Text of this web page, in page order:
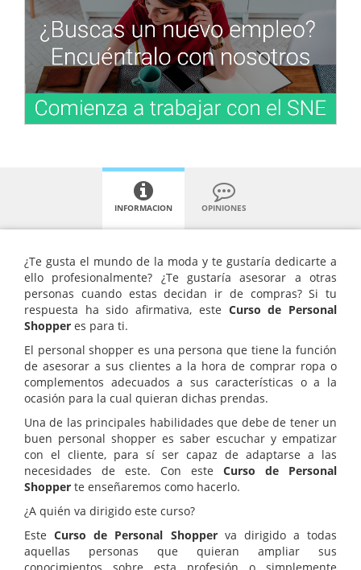
INFORMACION OPINIONES
¿Te gusta el mundo de la moda y te gustaría dedicarte a
ello profesionalmente? ¿Te gustaría asesorar a otras
personas cuando estas decidan ir de compras? Si tu
respuesta ha sido afirmativa, este Curso de Personal
Shopper es para ti.
El personal shopper es una persona que tiene la función
de asesorar a sus clientes a la hora de comprar ropa o
complementos adecuados a sus características o a la
ocasión para la cual quieran dichas prendas.
Una de las principales habilidades que debe de tener un
buen personal shopper es saber escuchar y empatizar
con el cliente, para sí ser capaz de adaptarse a las
necesidades de este. Con este Curso de Personal
Shopper te enseñaremos como hacerlo.
¿A quién va dirigido este curso?
EsteCurso de Personal Shopperva dirigido a todas
aquellas personas que quieran ampliar sus
conocimientos sobre esta profesión o simplemente